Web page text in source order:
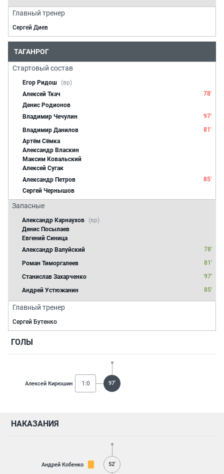
Главный тренер
Сергей Диев
ТАГАНРОГ
Стартовый состав
Егор Ридош (вр)
Алексей Ткач
78'
Денис Родионов
Владимир Чечулин
97'
Владимир Данилов
81'
Артём Сёмка
Александр Власкин
Максим Ковальский
Алексей Сугак
Александр Петров
85'
Сергей Чернышов
Запасные
Александр Карнаухов
(вр)
Денис Посылаев
Евгений Синица
Александр Валуйский
78'
Роман Тиморгалеев
81'
Станислав Захарченко
97'
Андрей Устюжанин
85'
Главный тренер
Сергей Бутенко
ГОЛЫ
Алексей Кирюшин 1:0 97'
НАКАЗАНИЯ
Андрей Кобенко 52'